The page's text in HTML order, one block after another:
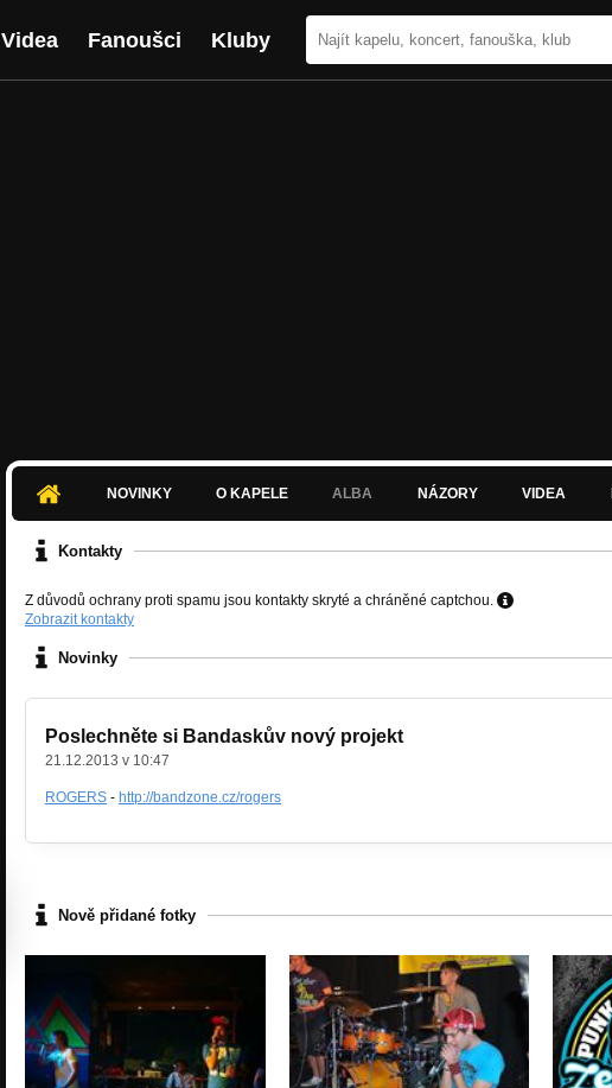
Videa Fanoušci Kluby
NOVINKY O KAPELE ALBA NÁZORY VIDEA
Kontakty
Z důvodů ochrany proti spamu jsou kontakty skryté a chráněné captchou.
Zobrazit kontakty
Novinky
Poslechněte si Bandaskův nový projekt
21.12.2013 v 10:47
ROGERS - http://bandzone.cz/rogers
Nově přidané fotky